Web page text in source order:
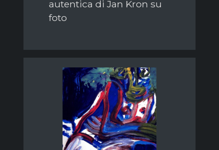
autentica di Jan Kron su
foto